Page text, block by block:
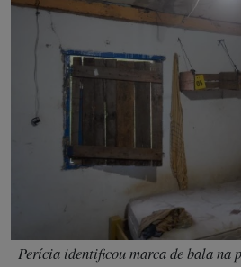
Perícia identificou marca de bala na